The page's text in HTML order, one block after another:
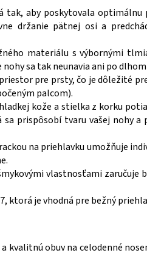
tak, aby poskytovala optimálnu
držanie pätnej osi a
materiálu s výbornými
sa tak neunavia ani po
pre prsty, čo je dôležité
palcom).
kože a stielka z korku
prispôsobí tvaru vašej nohy a
na priehlavku umožňuje
vlastnosťami zaručuje
ktorá je vhodná pre bežný
kvalitnú obuv na celodenné